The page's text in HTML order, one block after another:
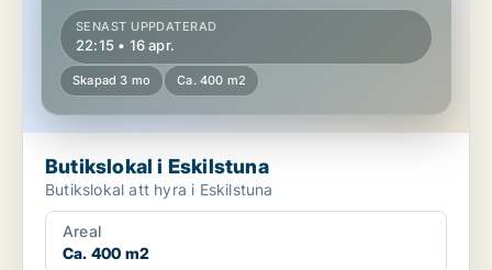
SENAST UPPDATERAD
22:15 • 16 apr.
Skapad 3 mo Ca. 400 m2
Butikslokal i Eskilstuna
Butikslokal att hyra i Eskilstuna
Areal
Ca. 400 m2